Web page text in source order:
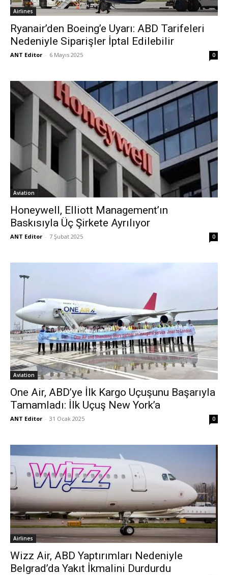
Airlines
Ryanair’den Boeing’e Uyarı: ABD Tarifeleri
Nedeniyle Siparişler İptal Edilebilir
ANT Editor - 6 Mayıs 2025 0
Aviation
Honeywell, Elliott Management’ın
Baskısıyla Üç Şirkete Ayrılıyor
ANT Editor - 7 Şubat 2025 0
Aviation
One Air, ABD’ye İlk Kargo Uçuşunu Başarıyla
Tamamladı: İlk Uçuş New York’a
ANT Editor - 31 Ocak 2025 0
Airlines
Wizz Air, ABD Yaptırımları Nedeniyle
Belgrad’da Yakıt İkmalini Durdurdu